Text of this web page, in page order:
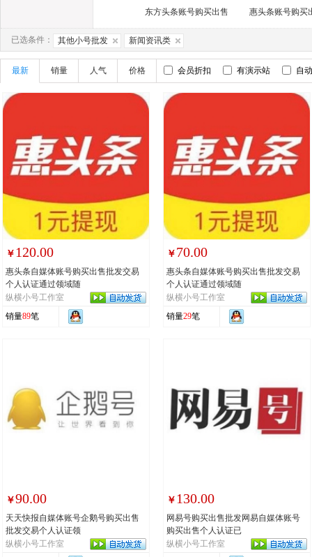
东方头条账号购买出售
惠头条账号购买
已选条件： 其他小号批发 新闻资讯类
最新 销量 人气 价格 会员折扣 有演示站 自
￥ 120.00
惠头条自媒体账号购买出售批发交易
个人认证通过领域随
纵横小号工作室
销量89笔
￥ 70.00
惠头条自媒体账号购买出售批发交易
个人认证通过领域随
纵横小号工作室
销量29笔
￥90.00
天天快报自媒体账号企鹅号购买出售
批发交易个人认证领
纵横小号工作室
￥ 130.00
网易号购买出售批发网易自媒体账号
购买出售个人认证已
纵横小号工作室